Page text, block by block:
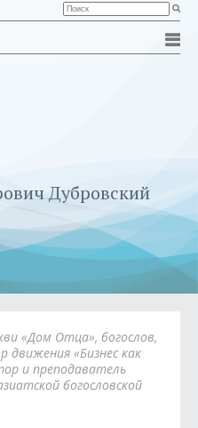
Дубровский
«Дом Отца», богослов,
движения «Бизнес как
и преподаватель
богословской